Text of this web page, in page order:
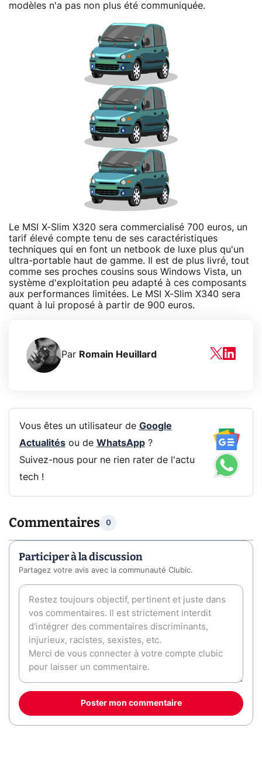
modèles n'a pas non plus été communiquée.
Le MSI X-Slim X320 sera commercialisé 700 euros, un
tarif élevé compte tenu de ses caractéristiques
techniques qui en font un netbook de luxe plus qu'un
ultra-portable haut de gamme. Il est de plus livré, tout
comme ses proches cousins sous Windows Vista, un
système d'exploitation peu adapté à ces composants
aux performances limitées. Le MSI X-Slim X340 sera
quant à lui proposé à partir de 900 euros.
Par Romain Heuillard
Vous êtes un utilisateur de Google
Actualitésou de WhatsApp?
Suivez-nous pour ne rien rater de l'actu
tech !
Commentaires 0
Participer à la discussion
Partagez votre avis avec la communauté Clubic.
Poster mon commentaire